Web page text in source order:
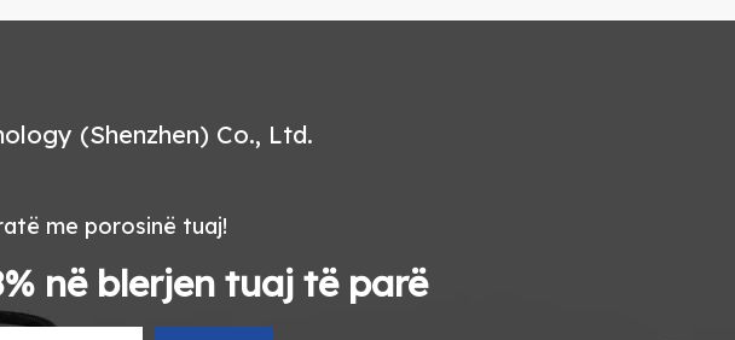
(Shenzhen) Co., Ltd.
me porosinë tuaj!
në blerjen tuaj të parë